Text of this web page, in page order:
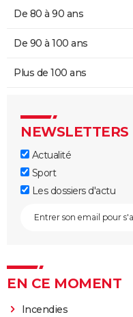
De 80 à 90 ans
De 90 à 100 ans
Plus de 100 ans
NEWSLETTERS
Actualité
Sport
Les dossiers d'actu
EN CE MOMENT
Incendies